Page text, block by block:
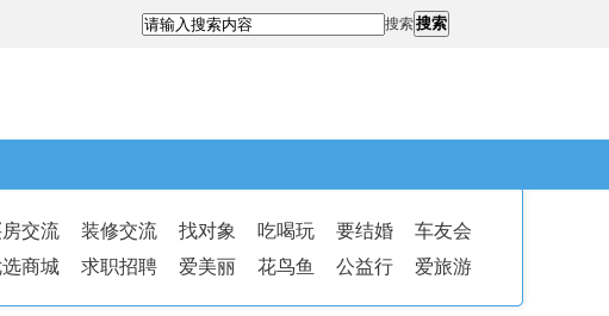
搜索搜索
交流 装修交流 找对象 吃喝玩 要结婚
车友会
商城 求职招聘 爱美丽 花鸟鱼 公益行 爱旅游